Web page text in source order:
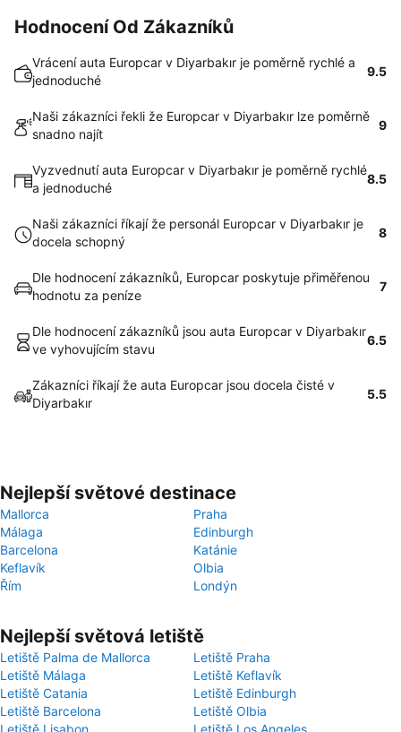
Hodnocení Od Zákazníků
Vrácení auta Europcar v Diyarbakır je poměrně rychlé a
jednoduché
9.5
Naši zákazníci řekli že Europcar v Diyarbakır lze poměrně
snadno najít
9
Vyzvednutí auta Europcar v Diyarbakır je poměrně rychlé
a jednoduché
8.5
Naši zákazníci říkají že personál Europcar v Diyarbakır je
docela schopný
8
Dle hodnocení zákazníků, Europcar poskytuje přiměřenou
hodnotu za peníze
7
Dle hodnocení zákazníků jsou auta Europcar v Diyarbakır
ve vyhovujícím stavu
6.5
Zákazníci říkají že auta Europcar jsou docela čisté v
Diyarbakır
5.5
Nejlepší světové destinace
Mallorca
Praha
Málaga
Edinburgh
Barcelona
Katánie
Keflavík
Olbia
Řím
Londýn
Nejlepší světová letiště
Letiště Palma de Mallorca
Letiště Praha
Letiště Málaga
Letiště Keflavík
Letiště Catania
Letiště Edinburgh
Letiště Barcelona
Letiště Olbia
Letiště Lisabon
Letiště Los Angeles